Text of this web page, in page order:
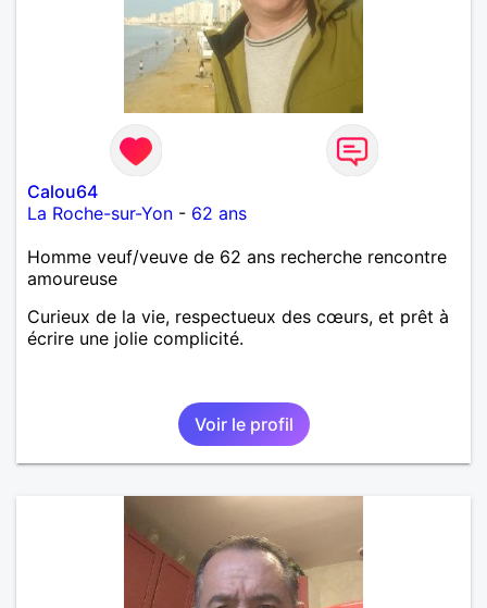
Calou64
La Roche-sur-Yon - 62 ans
Homme veuf/veuve de 62 ans recherche rencontre
amoureuse
Curieux de la vie, respectueux des cœurs, et prêt à
écrire une jolie complicité.
Voir le profil